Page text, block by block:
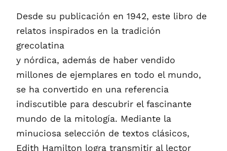
Desde su publicación en 1942, este libro de
relatos inspirados en la tradición
grecolatina
y nórdica, además de haber vendido
millones de ejemplares en todo el mundo,
se ha convertido en una referencia
indiscutible para descubrir el fascinante
mundo de la mitología. Mediante la
minuciosa selección de textos clásicos,
Edith Hamilton logra transmitir al lector